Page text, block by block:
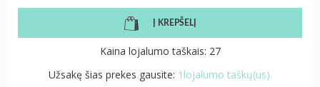
Į KREPŠELĮ
Kaina lojalumo taškais: 27
Užsakę šias prekes gausite: 1lojalumo taškų(us).